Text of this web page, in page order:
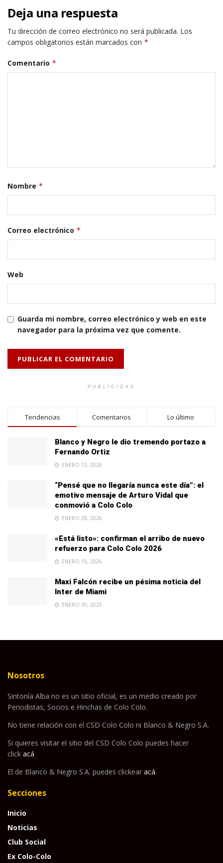
Deja una respuesta
Tu dirección de correo electrónico no será publicada. Los
campos obligatorios están marcados con *
Comentario *
Nombre *
Correo electrónico *
Web
Guarda mi nombre, correo electrónico y web en este
navegador para la próxima vez que comente.
PUBLICIDAD
Tendencias Comentarios Lo último
Blanco y Negro le dio tremendo portazo a
Fernando Ortiz
ENERO 12, 2026
“Pensé que no llegaría nunca este día”: el
emotivo mensaje de Arturo Vidal que
conmovió a Colo Colo
ENERO 28, 2026
«Está listo»: confirman el arribo de nuevo
refuerzo para Colo Colo 2026
ENERO 15, 2026
Maxi Falcón recibe un pésima noticia del
Inter de Miami
ENERO 30, 2025
Nosotros
Sintonía Alba no es un sitio oficial, es un medio creado por
Periodistas, Socios e Hinchas de Colo Colo.
No tiene relación con el CSD Colo Colo ni Blanco & Negro S.A.
Si quieres visitar el sitio del CSD Colo Colo puedes hacer
click acá
El de Blanco & Negro S.A. puedes clickear acá.
Secciones
Inicio
Noticias
Club Social
Ex Colo-Colo